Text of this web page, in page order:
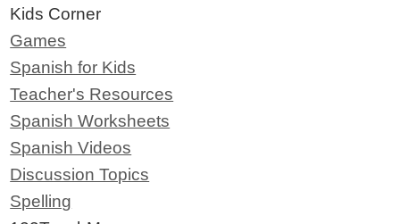
Kids Corner
Games
Spanish for Kids
Teacher's Resources
Spanish Worksheets
Spanish Videos
Discussion Topics
Spelling